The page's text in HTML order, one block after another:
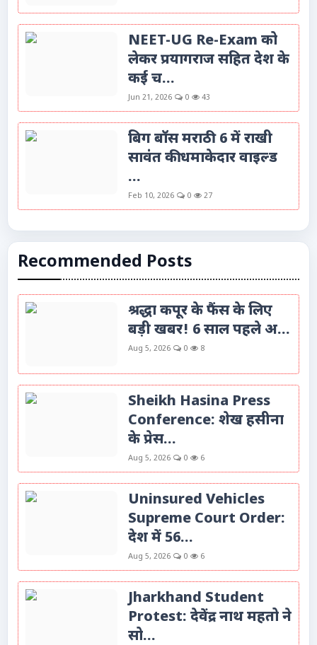
NEET-UG Re-Exam को
लेकर प्रयागराज सहित देश के
कई च...
Jun 21, 2026 0 43
बिग बॉस मराठी 6 में राखी
सावंत की धमाकेदार वाइल्ड
...
Feb 10, 2026 0 27
Recommended Posts
श्रद्धा कपूर के फैंस के लिए
बड़ी खबर! 6 साल पहले अ...
Aug 5, 2026 0 8
Sheikh Hasina Press
Conference: शेख हसीना
के प्रेस...
Aug 5, 2026 0 6
Uninsured Vehicles
Supreme Court Order:
देश में 56...
Aug 5, 2026 0 6
Jharkhand Student
Protest: देवेंद्र नाथ महतो ने
सो...